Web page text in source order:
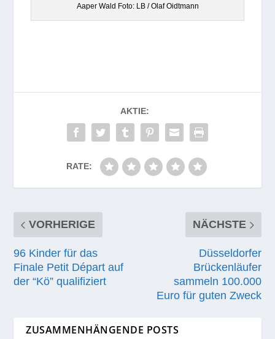
Aaper Wald Foto: LB / Olaf Oidtmann
AKTIE:
RATE:
VORHERIGE
96 Kinder für das
Finale Petit Départ auf
der “Kö” qualifiziert
NÄCHSTE
Düsseldorfer
Brückenläufer
sammeln 100.000
Euro für guten Zweck
ZUSAMMENHÄNGENDE POSTS